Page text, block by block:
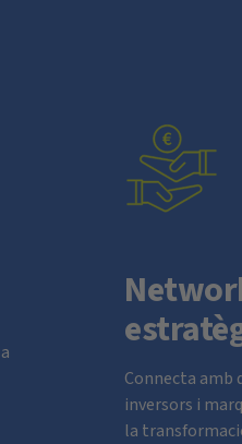
Connecta amb
inversors i
la